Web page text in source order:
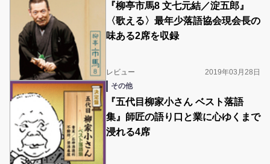
『柳亭市馬8 文七元結／淀五郎』
〈歌える〉最年少落語協会現会長の
味ある2席を収録
レビュー
2019年03月28日
その他
『五代目柳家小さん ベスト落語
集』師匠の語り口と業に心ゆくまで
浸れる4席